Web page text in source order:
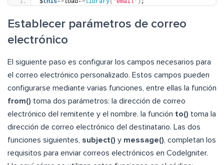
$this->load->library( 'email' ) ;
Establecer parámetros de correo
electrónico
El siguiente paso es configurar los campos necesarios para
el correo electrónico personalizado. Estos campos pueden
configurarse mediante varias funciones, entre ellas la función
from() toma dos parámetros: la dirección de correo
electrónico del remitente y el nombre. la función to() toma la
dirección de correo electrónico del destinatario. Las dos
funciones siguientes, subject() y message(), completan los
requisitos para enviar correos electrónicos en CodeIgniter.